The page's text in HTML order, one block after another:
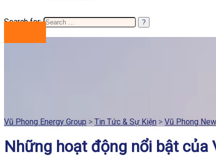
Search for:
Vũ Phong Energy Group > Tin Tức & Sự Kiện > Vũ Phong
Những hoạt động nổi bật của